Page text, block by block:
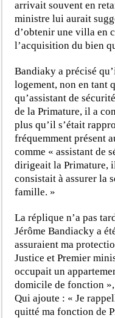
arrivait souvent en
ministre lui aurait
d’obtenir une villa en
l’acquisition du bien
Bandiaky a précisé
logement, non en tant
qu’assistant de
de la Primature, il a
plus qu’il s’était
fréquemment présent
comme « assistant de
dirigeait la Primature,
consistait à assurer la
famille. »
La réplique n’a pas
Jérôme Bandiacky a
assuraient ma
Justice et Premier
occupait un
domicile de fonction
Qui ajoute : « Je
quitté ma fonction de